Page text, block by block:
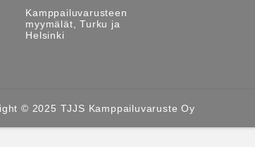
Kamppailuvarusteen
myymälät, Turku ja
Helsinki
© 2025 TJJS Kamppailuvaruste Oy